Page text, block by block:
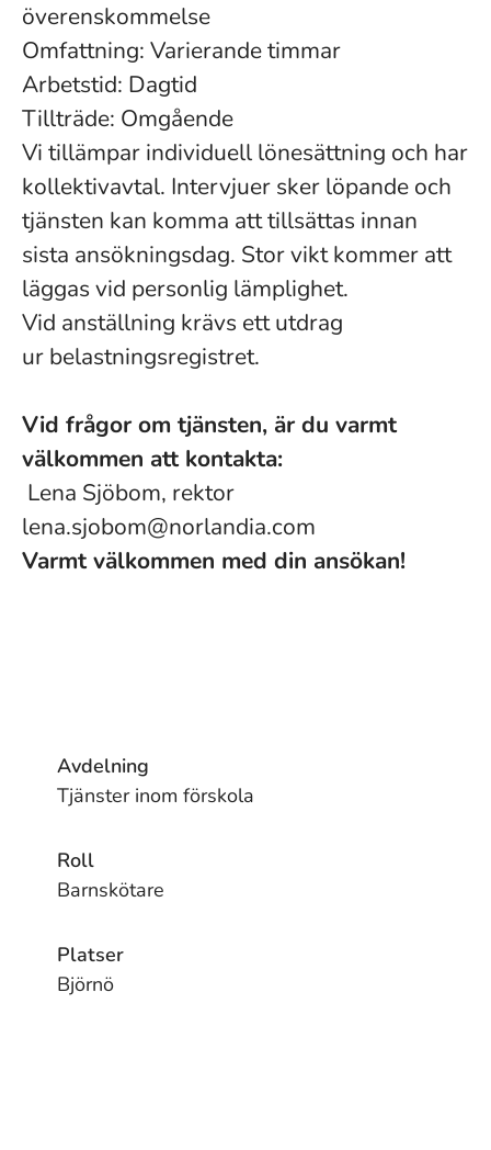
överenskommelse
Omfattning: Varierande timmar
Arbetstid: Dagtid
Tillträde: Omgående
Vi tillämpar individuell lönesättning och har
kollektivavtal. Intervjuer sker löpande och
tjänsten kan komma att tillsättas innan
sista ansökningsdag. Stor vikt kommer att
läggas vid personlig lämplighet.
Vid anställning krävs ett utdrag
ur belastningsregistret.
Vid frågor om tjänsten, är du varmt
välkommen att kontakta:
Lena Sjöbom, rektor
lena.sjobom@norlandia.com
Varmt välkommen med din ansökan!
Avdelning
Tjänster inom förskola
Roll
Barnskötare
Platser
Björnö